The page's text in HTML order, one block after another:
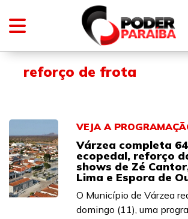
reforço de frota
VEJA A
Várzea completa
ecopedal, reforço
shows de Zé
Lima e Espora de
O Município de Várzea
domingo (11), uma